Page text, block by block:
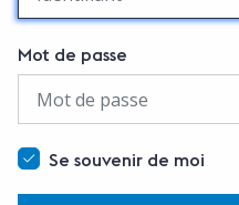
Mot de passe
Se souvenir de moi